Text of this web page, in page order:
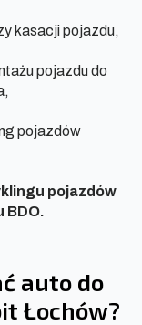
kasacji pojazdu,
pojazdu do
pojazdów
pojazdów
BDO.
auto do
Łochów?